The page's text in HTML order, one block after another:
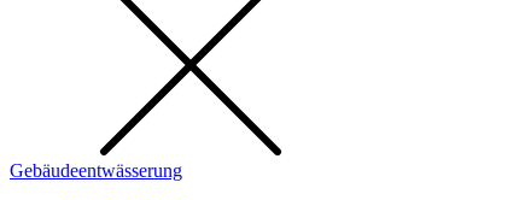
Gebäudeentwässerung